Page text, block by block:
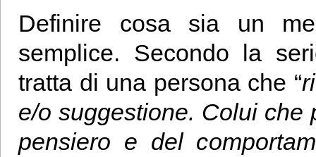
Definire cosa sia un
semplice. Secondo la
tratta di una persona che “
e/o suggestione. Colui
pensiero e del